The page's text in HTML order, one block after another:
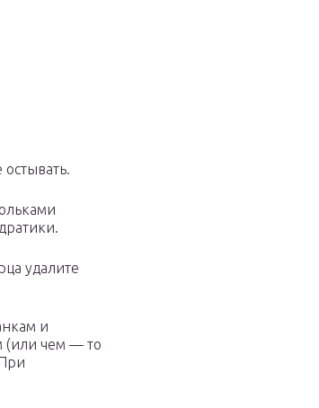
удалите
и
(или чем — то